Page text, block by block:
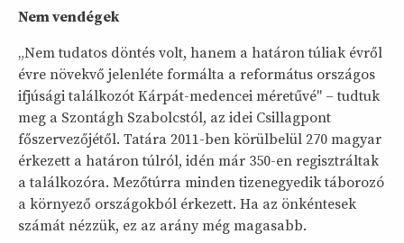
Nem vendégek
„Nem tudatos döntés volt, hanem a határon túliak évről
évre növekvő jelenléte formálta a református országos
ifjúsági találkozót Kárpát-medencei méretűvé" – tudtuk
meg a Szontágh Szabolcstól, az idei Csillagpont
főszervezőjétől. Tatára 2011-ben körülbelül 270 magyar
érkezett a határon túlról, idén már 350-en regisztráltak
a találkozóra. Mezőtúrra minden tizenegyedik táborozó
a környező országokból érkezett. Ha az önkéntesek
számát nézzük, ez az arány még magasabb.